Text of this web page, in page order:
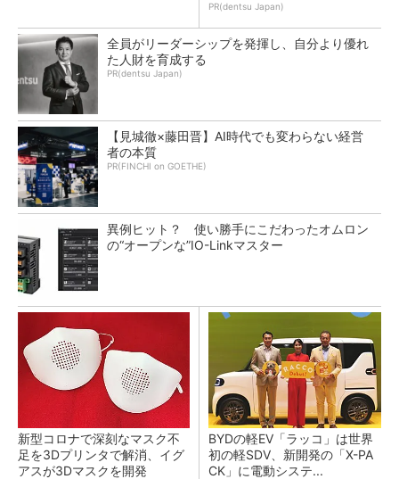
PR(dentsu Japan)
全員がリーダーシップを発揮し、自分より優れ
た人財を育成する
PR(dentsu Japan)
【見城徹×藤田晋】AI時代でも変わらない経営
者の本質
PR(FINCHI on GOETHE)
異例ヒット？ 使い勝手にこだわったオムロン
の“オープンな”IO-Linkマスター
新型コロナで深刻なマスク不
足を3Dプリンタで解消、イグ
アスが3Dマスクを開発
BYDの軽EV「ラッコ」は世界
初の軽SDV、新開発の「X-PA
CK」に電動システ...